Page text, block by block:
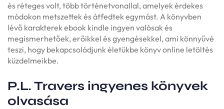
és réteges volt, több történetvonallal, amelyek érdekes
módokon metszettek és átfedtek egymást. A könyvben
lévő karakterek ebook kindle ingyen valósak és
megismerhetőek, erőikkel és gyengésekkel, ami könnyűvé
teszi, hogy bekapcsolódjunk életükbe könyv online letöltés
küzdelmeikbe.
P.L. Travers ingyenes könyvek
olvasása